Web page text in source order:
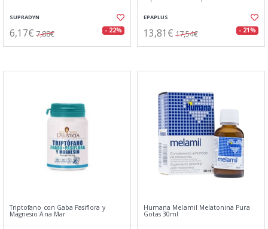
SUPRADYN
6,17€ 7,88€ - 22%
EPAPLUS
13,81€ 17,54€ - 21%
Triptofano con Gaba Pasiflora y
Magnesio Ana Mar
Humana Melamil Melatonina Pura
Gotas 30ml